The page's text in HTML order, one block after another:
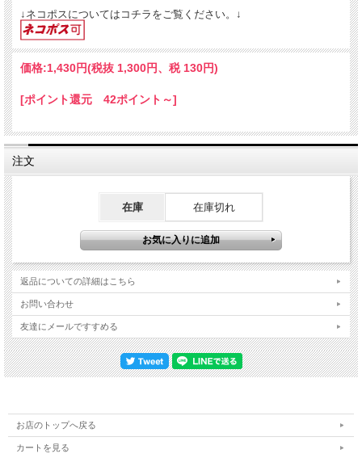
↓ネコポスについてはコチラをご覧ください。↓
価格:1,430円(税抜 1,300円、税 130円)
[ポイント還元 42ポイント～]
注文
在庫 在庫切れ
返品についての詳細はこちら
お問い合わせ
友達にメールですすめる
お店のトップへ戻る
カートを見る